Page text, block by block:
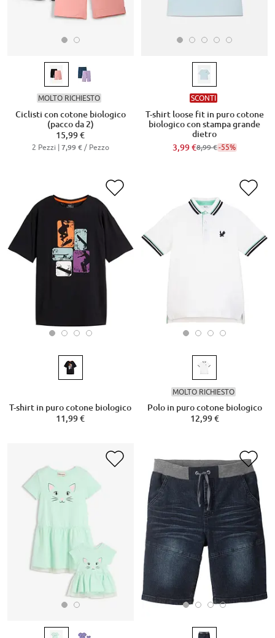
MOLTO RICHIESTO
Ciclisti con cotone biologico
(pacco da 2)
15,99 €
2 Pezzi | 7,99 €/ Pezzo
SCONTI
T-shirt loose fit in puro cotone
biologico con stampa grande
dietro
3,99 €8,99 €-55%
T-shirt in puro cotone biologico
11,99 €
MOLTO RICHIESTO
Polo in puro cotone biologico
12,99 €